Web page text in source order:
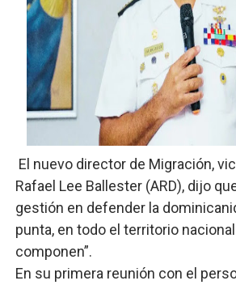
Digecac realizará Primer Festival
Josefa Castillo: Liderazgo y
Lee Ballester a los que se
Operativo Interinstitucional
Trabajadores de la prensa y
El nuevo director de Migración,
Rafael Lee Ballester (ARD), dijo
gestión en defender la
punta, en todo el territorio
componen”.
En su primera reunión con el